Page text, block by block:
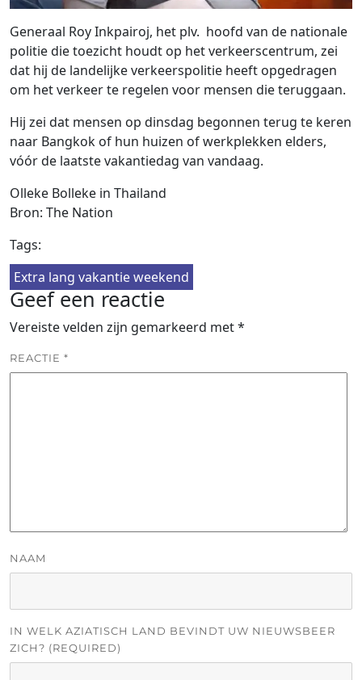
Generaal Roy Inkpairoj, het plv. hoofd van de nationale
politie die toezicht houdt op het verkeerscentrum, zei
dat hij de landelijke verkeerspolitie heeft opgedragen
om het verkeer te regelen voor mensen die teruggaan.
Hij zei dat mensen op dinsdag begonnen terug te keren
naar Bangkok of hun huizen of werkplekken elders,
vóór de laatste vakantiedag van vandaag.
Olleke Bolleke in Thailand
Bron: The Nation
Tags:
Extra lang vakantie weekend
Geef een reactie
Vereiste velden zijn gemarkeerd met*
REACTIE *
NAAM
IN WELK AZIATISCH LAND BEVINDT UW NIEUWSBEER
ZICH? (REQUIRED)